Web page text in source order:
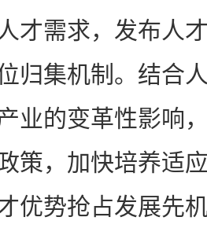
才需求，发布人
归集机制。结合
业的变革性影响
策，加快培养适
优势抢占发展先